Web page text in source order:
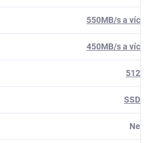
550MB/s a víc
450MB/s a víc
512
SSD
Ne